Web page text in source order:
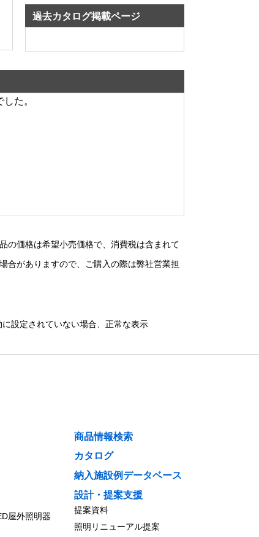
過去カタログ掲載ページ
た。
の価格は希望小売価格で、消費税は含まれて
合がありますので、ご購入の際は弊社営業担
設定されていない場合、正常な表示
屋外照明器
商品情報検索
カタログ
納入施設例データベース
設計・提案支援
提案資料
照明リニューアル提案